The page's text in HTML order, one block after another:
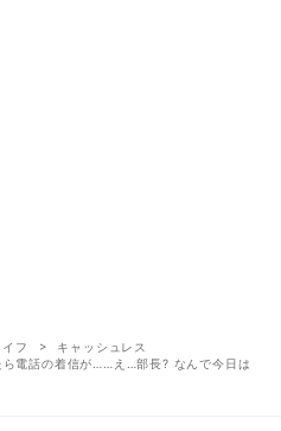
フ
キャッシュレス
ら電話の着信が……え…部長? なんで今日は